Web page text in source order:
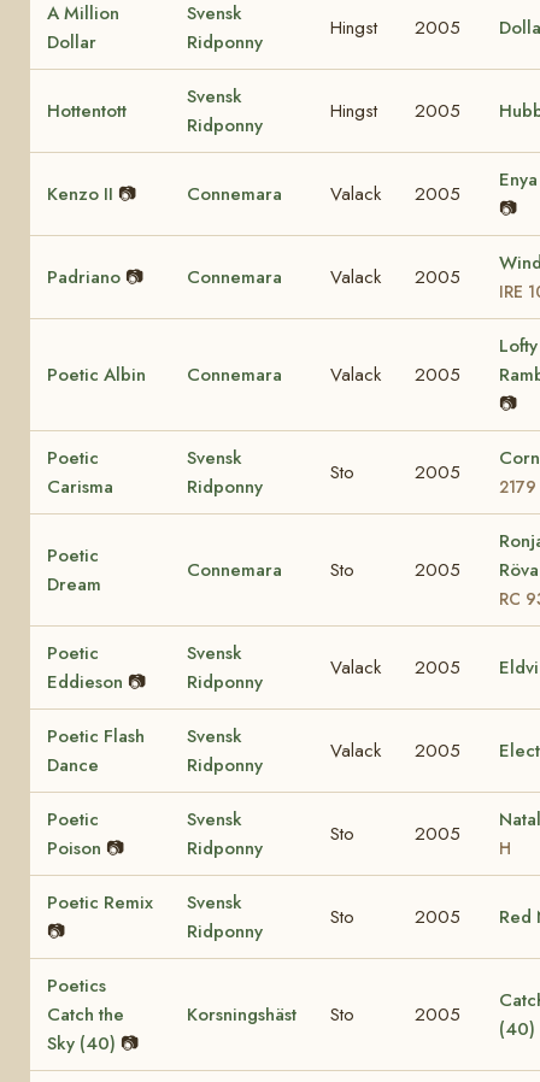
A Million
Dollar
Svensk
Ridponny
Hingst 2005
Hottentott
Svensk
Ridponny
Hingst 2005
Kenzo II 📷 Connemara Valack 2005
📷
Padriano 📷 Connemara Valack 2005
IRE
Poetic Albin Connemara Valack 2005
📷
Poetic
Carisma
Svensk
Ridponny
Sto 2005
2179
Poetic
Dream
Connemara Sto 2005
RC
Poetic
Eddieson 📷
Svensk
Ridponny
Valack 2005
Poetic Flash
Dance
Svensk
Ridponny
Valack 2005
Poetic
Poison 📷
Svensk
Ridponny
Sto 2005
H
Poetic Remix
📷
Svensk
Ridponny
Sto 2005 Red
Poetics
Catch the
Sky (40) 📷
Korsningshäst Sto 2005
(40)